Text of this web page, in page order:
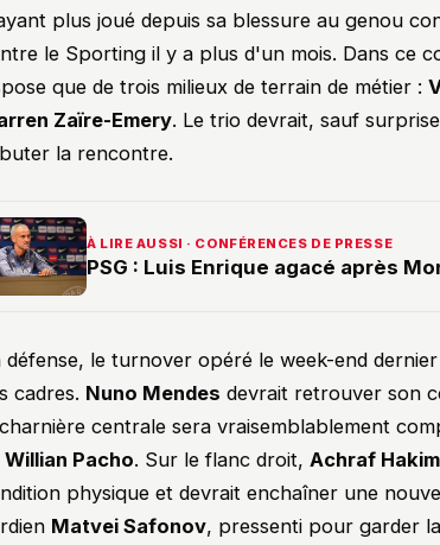
plus joué depuis sa blessure au genou
le Sporting il y a plus d'un mois. Dans ce
que de trois milieux de terrain de métier :
Zaïre-Emery. Le trio devrait, sauf
la rencontre.
À LIRE AUSSI · CONFÉRENCES DE PRESSE
PSG : Luis Enrique agacé après
défense, le turnover opéré le week-end
cadres. Nuno Mendes devrait retrouver son
centrale sera vraisemblablement
Willian Pacho. Sur le flanc droit, Achraf
physique et devrait enchaîner une
Matvei Safonov, pressenti pour garder